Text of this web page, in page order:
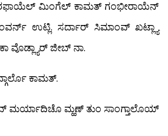
ಮಿಂಗೆಲ್ ಕಾಮತ್ ಗಂಭೀರಾಯೆನ್
ಉಟ್ಲಿ. ಸರ್ದಾರ್ ಸಿಮಾಂವ್ ಖಟ್ಲ್ಯಾ
ವೊಡ್ಲ್ಯಾರ್ ಜೀಬ್ ನಾ.
ಕಾಮತ್.
ಮರ್ಯಾದಿಚೊ ಮ್ಹಣ್ ತುಂ ಸಾಂಗ್ತಾಲೊಯ್